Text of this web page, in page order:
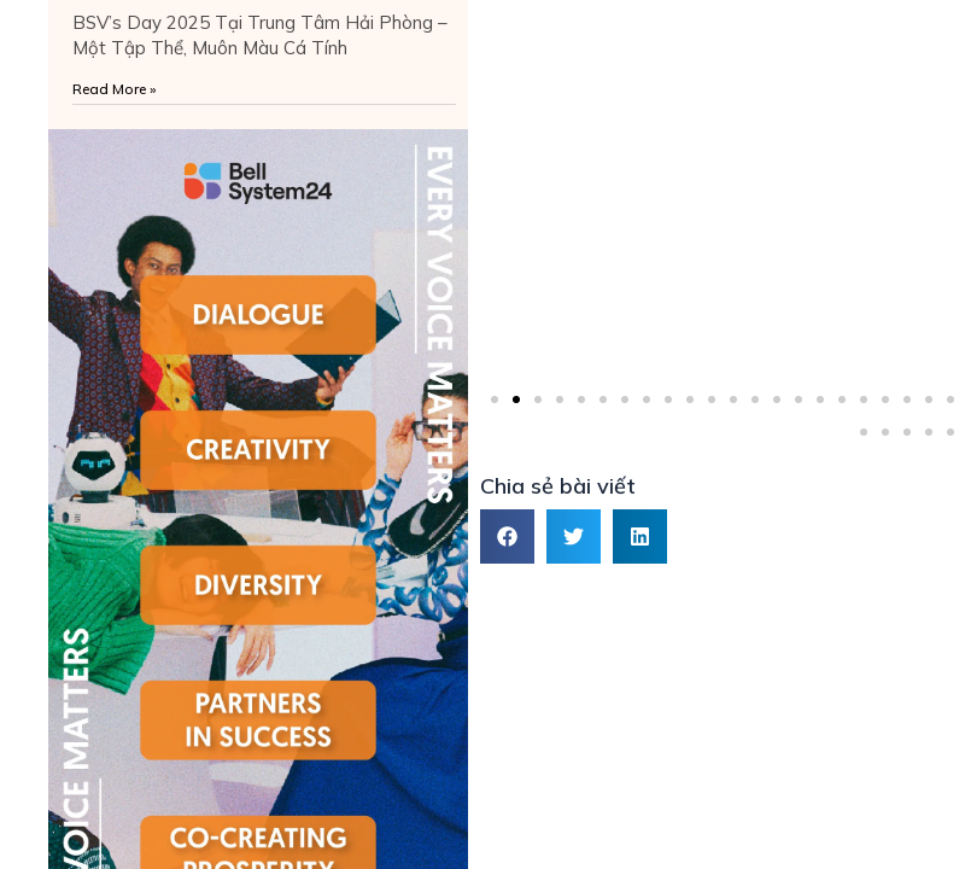
BSV’s Day 2025 Tại Trung Tâm Hải Phòng –
Một Tập Thể, Muôn Màu Cá Tính
Read More »
Chia sẻ bài viết